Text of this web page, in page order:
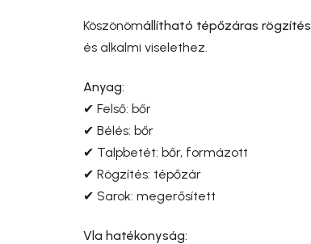
Köszönömállítható tépőzáras rögzítés
és alkalmi viselethez.
Anyag:
✔ Felső: bőr
✔ Bélés: bőr
✔ Talpbetét: bőr, formázott
✔ Rögzítés: tépőzár
✔ Sarok: megerősített
Vla hatékonyság: